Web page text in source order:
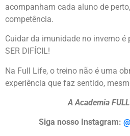
acompanham cada aluno de
competência.
Cuidar da imunidade no inverno é
SER DIFÍCIL!
Na Full Life, o treino não é uma
experiência que faz sentido,
A Academia
Siga nosso Instagram: